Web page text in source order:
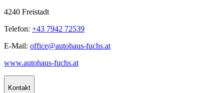
4240 Freistadt
Telefon: +43 7942 72539
E-Mail: office@autohaus-fuchs.at
www.autohaus-fuchs.at
Kontakt